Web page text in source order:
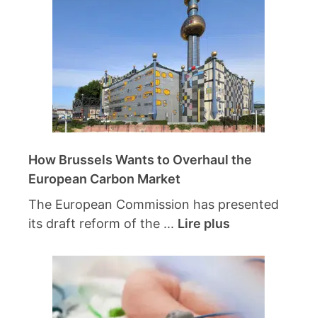
How Brussels Wants to Overhaul the
European Carbon Market
The European Commission has presented
its draft reform of the ... Lire plus